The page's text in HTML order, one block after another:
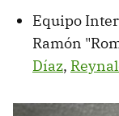
Equipo
Ramón
Díaz,